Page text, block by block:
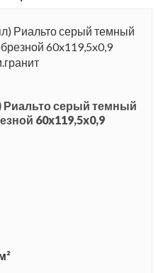
Риальто серый темный
60x119,5x0,9